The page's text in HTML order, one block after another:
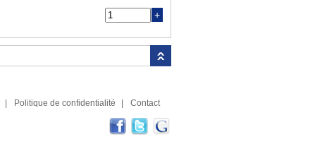
Politique de confidentialité Contact